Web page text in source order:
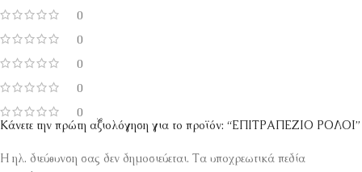
0
0
0
0
0
Κάνετε την πρώτη αξιολόγηση για το προϊόν: “ΕΠΙΤΡΑΠΕΖΙΟ ΡΟΛΟΙ”
Η ηλ. διεύθυνση σας δεν δημοσιεύεται. Τα υποχρεωτικά πεδία